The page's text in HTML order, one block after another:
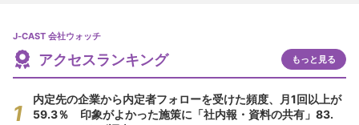
J-CAST 会社ウォッチ
アクセスランキング もっと見る
内定先の企業から内定者フォローを受けた頻度、月1回以上が
59.3％ 印象がよかった施策に「社内報・資料の共有」83.